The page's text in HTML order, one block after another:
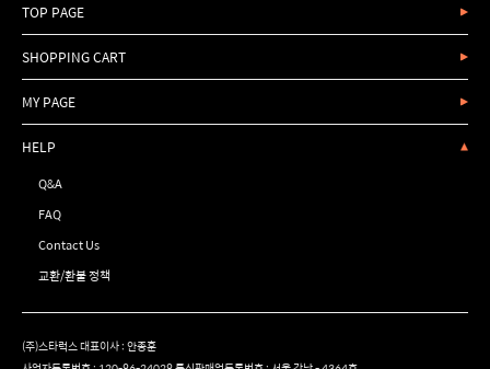
TOP PAGE
SHOPPING CART
MY PAGE
HELP
Q&A
FAQ
Contact Us
교환/환불 정책
(주)스타럭스 대표이사 : 안종훈